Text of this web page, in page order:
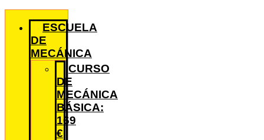
ESCUELA
DE
MECÁNICA
CURSO
DE
MECÁNICA
BÁSICA:
169
€